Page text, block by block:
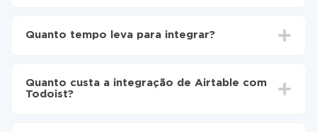
Todoist
automaticamente de Airtable para Todoist
Quanto tempo leva para integrar?
30 minutos. Em média, a configuração leva de 10 a 15
minutos.
Quanto custa a integração de Airtable com
Todoist?